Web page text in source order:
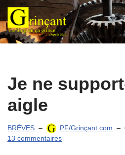
Aller
au
Je ne
aigle
BRÈVES PF/Grinçant.com
13 commentaires